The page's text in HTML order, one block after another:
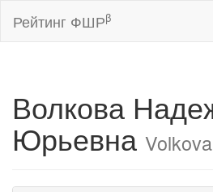
Рейтинг ФШРβ
Волкова
Юрьевна